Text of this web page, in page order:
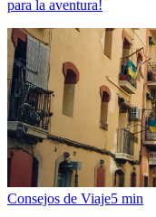
para la aventura!
Consejos de Viaje5 min